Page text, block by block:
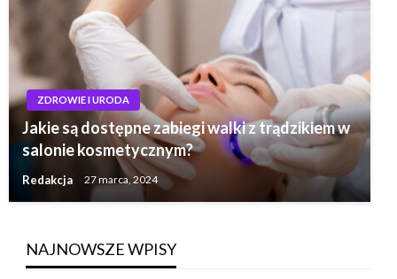
ZDROWIE I URODA
Jakie są dostępne zabiegi walki z trądzikiem w
salonie kosmetycznym?
Redakcja 27 marca, 2024
NAJNOWSZE WPISY